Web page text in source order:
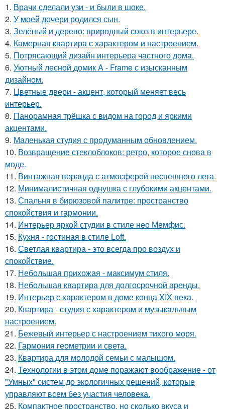
1. Врачи сделали узи - и были в шоке.
2. У моей дочери родился сын.
3. Зелёный и дерево: природный союз в интерьере.
4. Камерная квартира с характером и настроением.
5. Потрясающий дизайн интерьера частного дома.
6. Уютный лесной домик A - Frame с изысканным
дизайном.
7. Цветные двери - акцент, который меняет весь
интерьер.
8. Панорамная трёшка с видом на город и яркими
акцентами.
9. Маленькая студия с продуманным обновлением.
10. Возвращение стеклоблоков: ретро, которое снова в
моде.
11. Винтажная веранда с атмосферой неспешного лета.
12. Минималистичная однушка с глубокими акцентами.
13. Спальня в бирюзовой палитре: пространство
спокойствия и гармонии.
14. Интерьер яркой студии в стиле нео Мемфис.
15. Кухня - гостиная в стиле Loft.
16. Светлая квартира - это всегда про воздух и
спокойствие.
17. Небольшая прихожая - максимум стиля.
18. Небольшая квартира для долгосрочной аренды.
19. Интерьер с характером в доме конца XIX века.
20. Квартира - студия с характером и музыкальным
настроением.
21. Бежевый интерьер с настроением тихого моря.
22. Гармония геометрии и света.
23. Квартира для молодой семьи с малышом.
24. Технологии в этом доме поражают воображение - от
"Умных" систем до экологичных решений, которые
управляют всем без участия человека.
25. Компактное пространство, но сколько вкуса и